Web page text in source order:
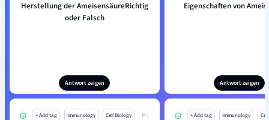
Herstellung der AmeisensäureRichtig
oder Falsch
Antwort zeigen
Eigenschaften von
Antwort zeigen
+ Add tag Immunology Cell Biology Mo + Add tag Immunology